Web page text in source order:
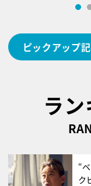
ピックアップ
ラ
“
ク